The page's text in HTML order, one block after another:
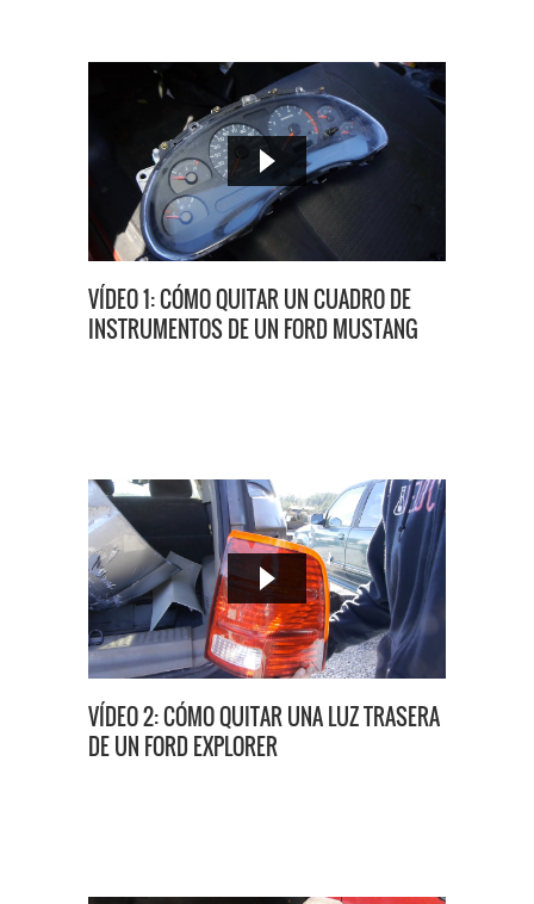
VÍDEO 1: CÓMO QUITAR UN CUADRO DE
INSTRUMENTOS DE UN FORD MUSTANG
VÍDEO 2: CÓMO QUITAR UNA LUZ TRASERA
DE UN FORD EXPLORER